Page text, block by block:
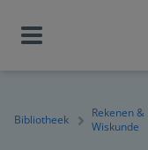
Bibliotheek
Rekenen &
Wiskunde